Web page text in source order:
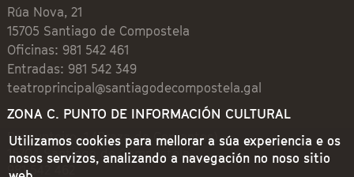
Rúa Nova, 21
15705 Santiago de Compostela
Oficinas: 981 542 461
Entradas: 981 542 349
teatroprincipal@santiagodecompostela.gal
ZONA C. PUNTO DE INFORMACIÓN CULTURAL
Preguntoiro, 1 (Praza de Cervantes)
15704 Santiago de Compostela
981 542 462
Utilizamos cookies para mellorar a súa experiencia e os
nosos servizos, analizando a navegación no noso sitio